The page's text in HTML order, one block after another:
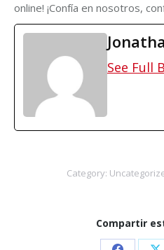
online! ¡Confía en nosotros,
See Full
Category:
Compartir